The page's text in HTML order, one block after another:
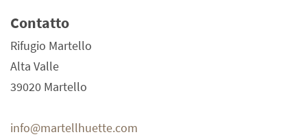
Contatto
Rifugio Martello
Alta Valle
39020 Martello
info@martellhuette.com